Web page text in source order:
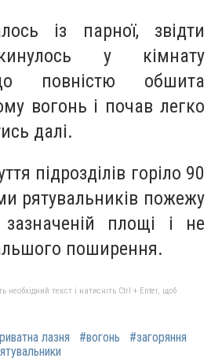
із парної, звідти
у кімнату
повністю обшита
вогонь і почав легко
далі.
підрозділів горіло 90
рятувальників пожежу
зазначеній площі і не
поширення.
текст і натисніть Ctrl + Enter, щоб
лазня #вогонь
#загоряння